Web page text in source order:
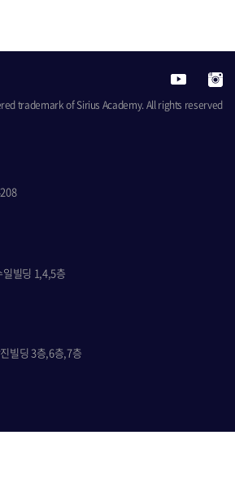
trademark of Sirius Academy. All rights reserved
일빌딩 1,4,5층
빌딩 3층,6층,7층
빌딩 3층